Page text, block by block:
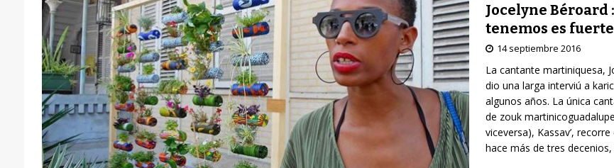
Jocelyne Béroard
tenemos es
14 septiembre 2016
La cantante martiniquesa,
dio una larga interviú a
algunos años. La única
de zouk
viceversa), Kassav’,
hace más de tres